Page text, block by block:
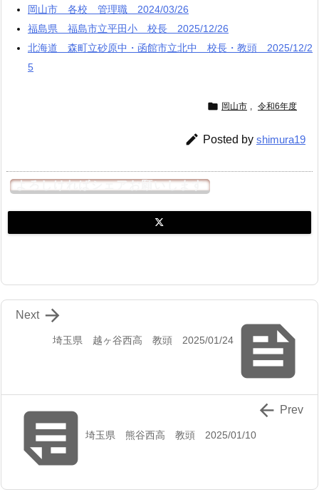
岡山市 各校 管理職 2024/03/26
福島県 福島市立平田小 校長 2025/12/26
北海道 森町立砂原中・函館市立北中 校長・教頭 2025/12/2
5
 岡山市 令和6年度
 Posted by shimura19
よろしければシェアお願いします

埼玉県 越ヶ谷西高 教頭 2025/01/24

Next
埼玉県 熊谷西高 教頭 2025/01/10
 Prev